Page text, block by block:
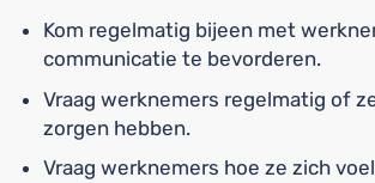
Kom regelmatig bijeen met
communicatie te bevorderen.
Vraag werknemers regelmatig of
zorgen hebben.
Vraag werknemers hoe ze zich